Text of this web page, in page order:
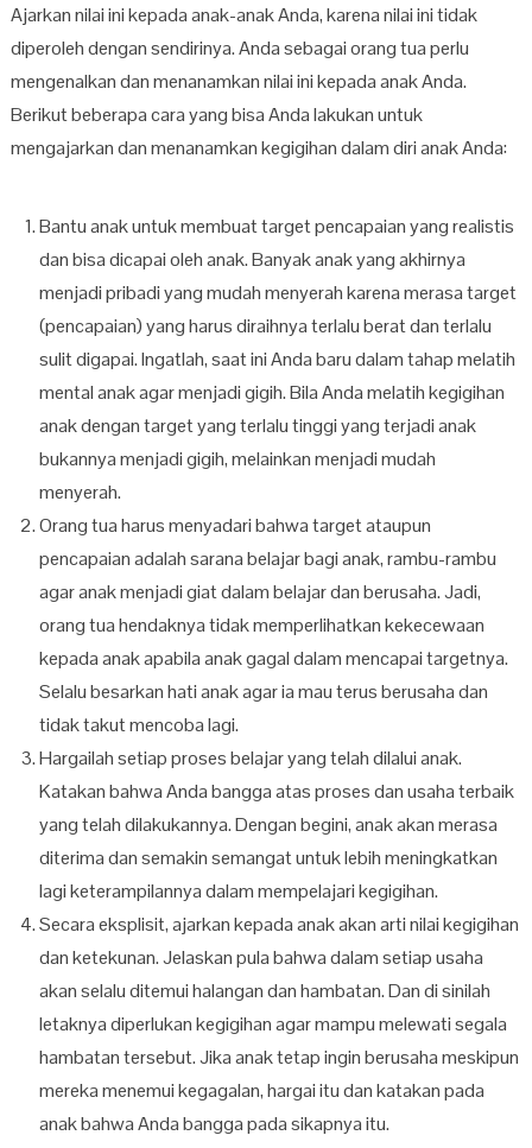
Ajarkan nilai ini kepada anak-anak Anda, karena nilai ini tidak
diperoleh dengan sendirinya. Anda sebagai orang tua perlu
mengenalkan dan menanamkan nilai ini kepada anak Anda.
Berikut beberapa cara yang bisa Anda lakukan untuk
mengajarkan dan menanamkan kegigihan dalam diri anak Anda:
Bantu anak untuk membuat target pencapaian yang realistis
dan bisa dicapai oleh anak. Banyak anak yang akhirnya
menjadi pribadi yang mudah menyerah karena merasa target
(pencapaian) yang harus diraihnya terlalu berat dan terlalu
sulit digapai. Ingatlah, saat ini Anda baru dalam tahap melatih
mental anak agar menjadi gigih. Bila Anda melatih kegigihan
anak dengan target yang terlalu tinggi yang terjadi anak
bukannya menjadi gigih, melainkan menjadi mudah
menyerah.
Orang tua harus menyadari bahwa target ataupun
pencapaian adalah sarana belajar bagi anak, rambu-rambu
agar anak menjadi giat dalam belajar dan berusaha. Jadi,
orang tua hendaknya tidak memperlihatkan kekecewaan
kepada anak apabila anak gagal dalam mencapai targetnya.
Selalu besarkan hati anak agar ia mau terus berusaha dan
tidak takut mencoba lagi.
Hargailah setiap proses belajar yang telah dilalui anak.
Katakan bahwa Anda bangga atas proses dan usaha terbaik
yang telah dilakukannya. Dengan begini, anak akan merasa
diterima dan semakin semangat untuk lebih meningkatkan
lagi keterampilannya dalam mempelajari kegigihan.
Secara eksplisit, ajarkan kepada anak akan arti nilai kegigihan
dan ketekunan. Jelaskan pula bahwa dalam setiap usaha
akan selalu ditemui halangan dan hambatan. Dan di sinilah
letaknya diperlukan kegigihan agar mampu melewati segala
hambatan tersebut. Jika anak tetap ingin berusaha meskipun
mereka menemui kegagalan, hargai itu dan katakan pada
anak bahwa Anda bangga pada sikapnya itu.